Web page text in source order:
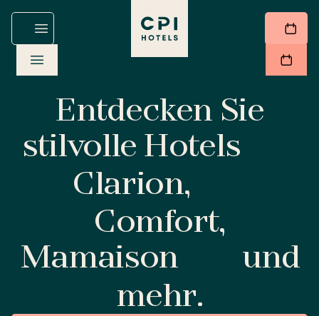
Entdecken Sie
stilvolle Hotels
Clarion,
Comfort,
Mamaison
und
mehr.